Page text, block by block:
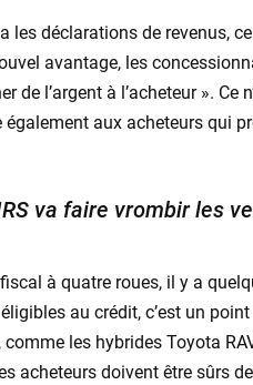
les déclarations de revenus,
avantage, les
de l’argent à l’acheteur ». Ce
aux acheteurs qui
va faire vrombir les
à quatre roues, il y a
au crédit, c’est un
les hybrides Toyota
acheteurs doivent être sûrs